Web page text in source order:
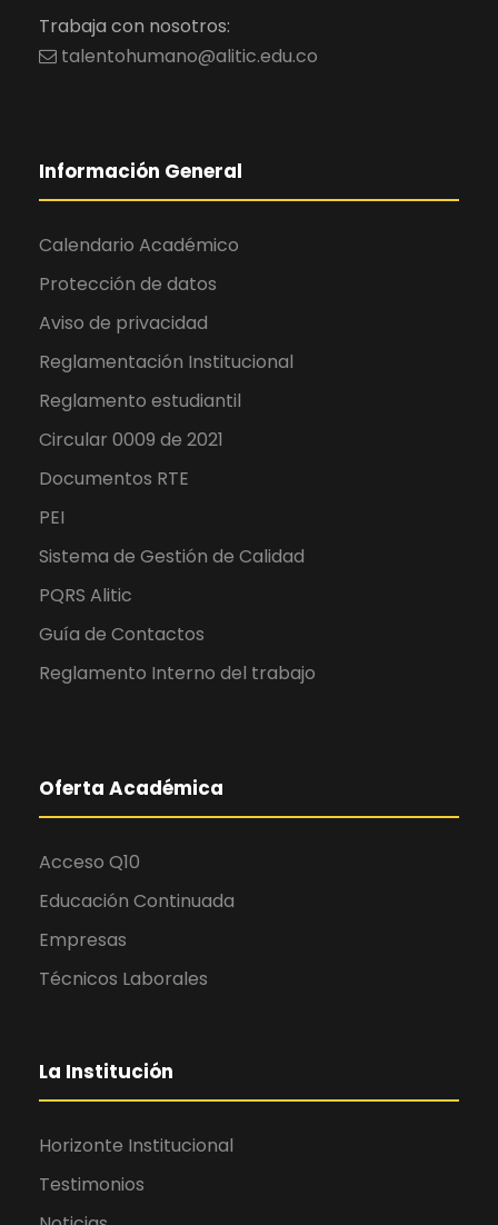
Trabaja con nosotros:
talentohumano@alitic.edu.co
Información General
Calendario Académico
Protección de datos
Aviso de privacidad
Reglamentación Institucional
Reglamento estudiantil
Circular 0009 de 2021
Documentos RTE
PEI
Sistema de Gestión de Calidad
PQRS Alitic
Guía de Contactos
Reglamento Interno del trabajo
Oferta Académica
Acceso Q10
Educación Continuada
Empresas
Técnicos Laborales
La Institución
Horizonte Institucional
Testimonios